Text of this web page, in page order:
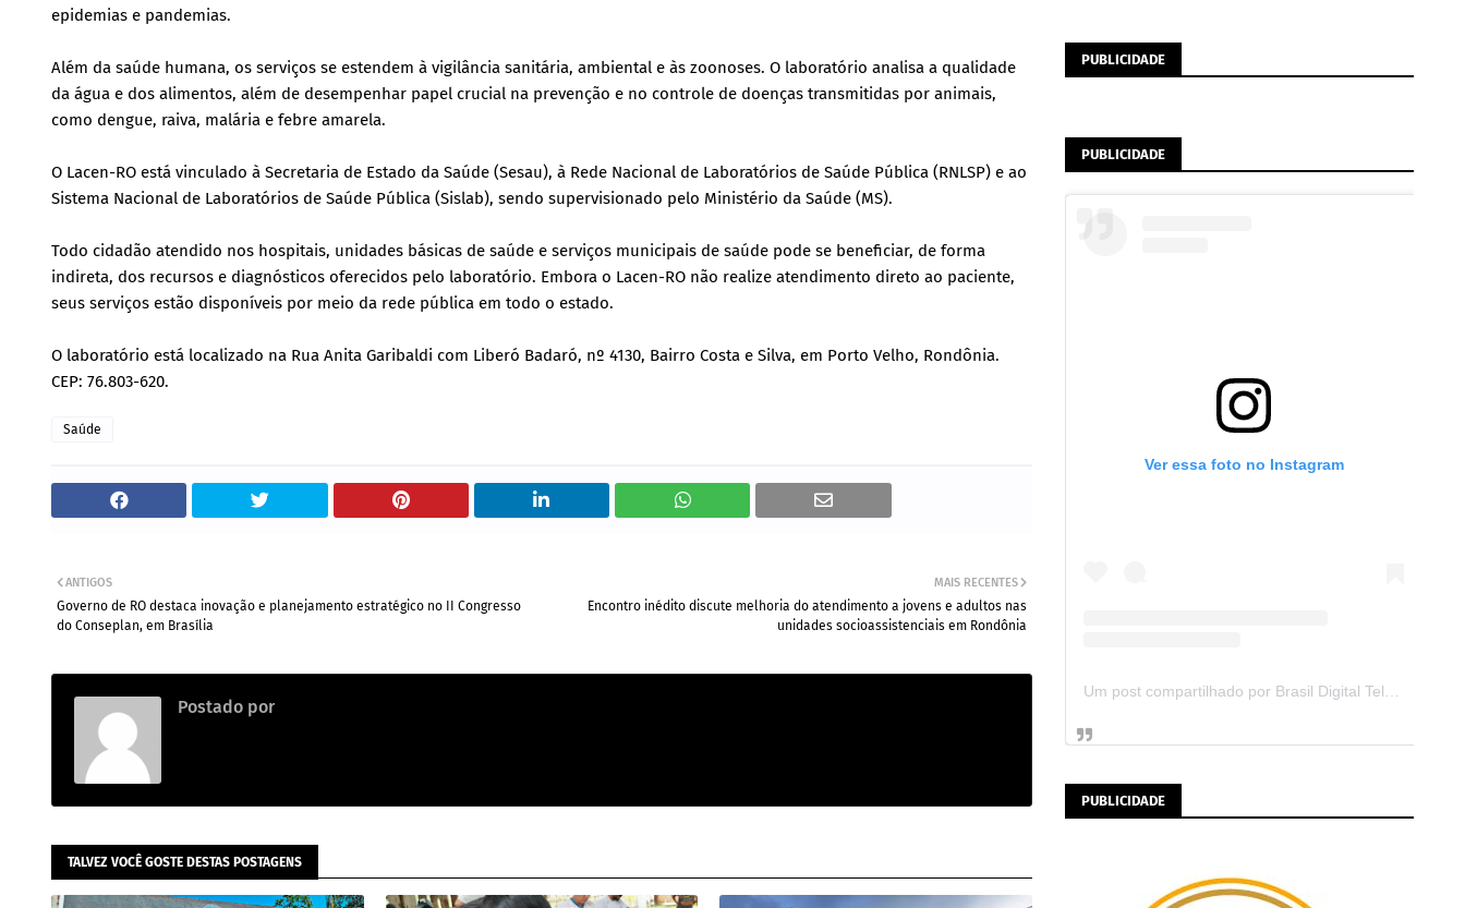
epidemias e pandemias.
Além da saúde humana, os serviços se estendem à vigilância sanitária, ambiental e às zoonoses. O laboratório analisa a qualidade
da água e dos alimentos, além de desempenhar papel crucial na prevenção e no controle de doenças transmitidas por animais,
como dengue, raiva, malária e febre amarela.
O Lacen-RO está vinculado à Secretaria de Estado da Saúde (Sesau), à Rede Nacional de Laboratórios de Saúde Pública (RNLSP) e ao
Sistema Nacional de Laboratórios de Saúde Pública (Sislab), sendo supervisionado pelo Ministério da Saúde (MS).
Todo cidadão atendido nos hospitais, unidades básicas de saúde e serviços municipais de saúde pode se beneficiar, de forma
indireta, dos recursos e diagnósticos oferecidos pelo laboratório. Embora o Lacen-RO não realize atendimento direto ao paciente,
seus serviços estão disponíveis por meio da rede pública em todo o estado.
O laboratório está localizado na Rua Anita Garibaldi com Liberó Badaró, nº 4130, Bairro Costa e Silva, em Porto Velho, Rondônia.
CEP: 76.803-620.
Saúde
MAIS RECENTES
Encontro inédito discute melhoria do atendimento a jovens e adultos nas
unidades socioassistenciais em Rondônia
ANTIGOS
Governo de RO destaca inovação e planejamento estratégico no II Congresso
do Conseplan, em Brasília
Postado por
TALVEZ VOCÊ GOSTE DESTAS POSTAGENS
PUBLICIDADE
PUBLICIDADE
Ver essa foto no Instagram
PUBLICIDADE